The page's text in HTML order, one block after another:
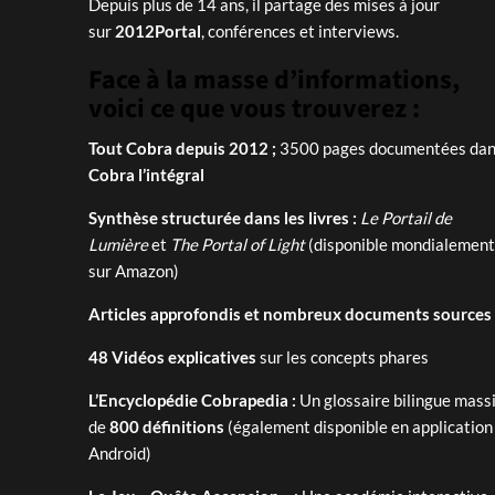
sur 2012Portal , conférences et interviews.
Face à la masse d’informations,
voici ce que vous trouverez :
Tout Cobra depuis 2012 ; 3500 pages documentées
Cobra l’intégral
Synthèse structurée dans les livres : Le Portail de
Lumièreet The Portal of Light(disponible mondialement
sur Amazon)
Articles approfondis et nombreux documents sources
48 Vidéos explicatives sur les concepts phares
L’Encyclopédie Cobrapedia : Un glossaire bilingue
de800 définitions (également disponible en application
Android)